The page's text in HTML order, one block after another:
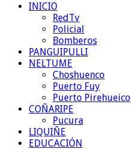
INICIO
RedTv
Policial
Bomberos
PANGUIPULLI
NELTUME
Choshuenco
Puerto Fuy
Puerto Pirehueico
COÑARIPE
Pucura
LIQUIÑE
EDUCACIÓN